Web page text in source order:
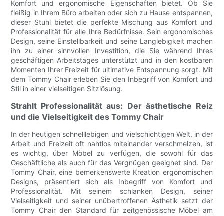
Komfort und ergonomische Eigenschaften bietet. Ob Sie
fleißig in Ihrem Büro arbeiten oder sich zu Hause entspannen,
dieser Stuhl bietet die perfekte Mischung aus Komfort und
Professionalität für alle Ihre Bedürfnisse. Sein ergonomisches
Design, seine Einstellbarkeit und seine Langlebigkeit machen
ihn zu einer sinnvollen Investition, die Sie während Ihres
geschäftigen Arbeitstages unterstützt und in den kostbaren
Momenten Ihrer Freizeit für ultimative Entspannung sorgt. Mit
dem Tommy Chair erleben Sie den Inbegriff von Komfort und
Stil in einer vielseitigen Sitzlösung.
Strahlt Professionalität aus: Der ästhetische Reiz
und die Vielseitigkeit des Tommy Chair
In der heutigen schnelllebigen und vielschichtigen Welt, in der
Arbeit und Freizeit oft nahtlos miteinander verschmelzen, ist
es wichtig, über Möbel zu verfügen, die sowohl für das
Geschäftliche als auch für das Vergnügen geeignet sind. Der
Tommy Chair, eine bemerkenswerte Kreation ergonomischen
Designs, präsentiert sich als Inbegriff von Komfort und
Professionalität. Mit seinem schlanken Design, seiner
Vielseitigkeit und seiner unübertroffenen Ästhetik setzt der
Tommy Chair den Standard für zeitgenössische Möbel am